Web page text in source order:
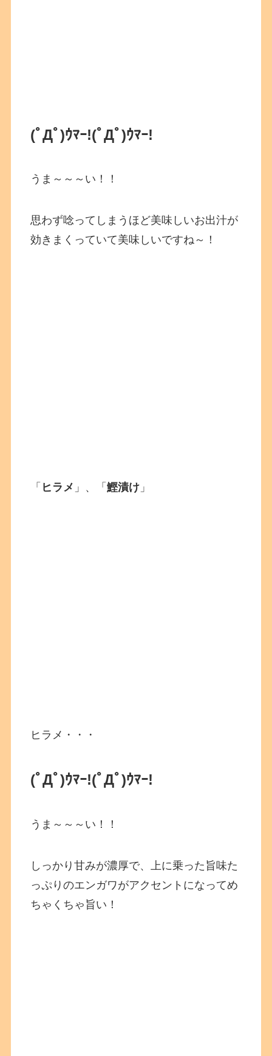
(ﾟДﾟ)ｳﾏｰ!(ﾟДﾟ)ｳﾏｰ!
うま～～～い！！
思わず唸ってしまうほど美味しいお出汁が
効きまくっていて美味しいですね～！
「 ヒラメ 」、「鰹漬け 」
ヒラメ・・・
(ﾟДﾟ)ｳﾏｰ!(ﾟДﾟ)ｳﾏｰ!
うま～～～い！！
しっかり甘みが濃厚で、上に乗った旨味た
っぷりのエンガワがアクセントになってめ
ちゃくちゃ旨い！